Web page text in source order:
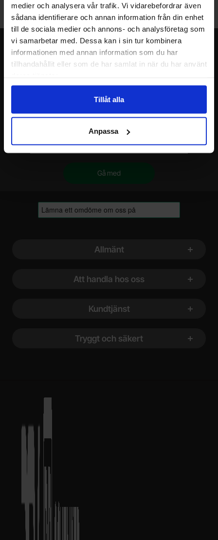
medier och analysera vår trafik. Vi vidarebefordrar även
sådana identifierare och annan information från din enhet
till de sociala medier och annons- och analysföretag som
vi samarbetar med. Dessa kan i sin tur kombinera
informationen med annan information som du har
tillhandahållit eller som de har samlat in när du har använt
Tillåt alla
Anpassa
Välkommen till vår nya lagerbutik i Malmö. Öppettider: vardagar
10-17. För snabbare service, gör en förbeställning.
Nyhetsbrev
Jag önskar erbjudanden, rabatter och produktnyheter direkt till min
Du kommer att få ca 1 utskick / månad. Avbryt enkelt när du vill.
Allmänt
Att handla hos oss
Kundtjänst
Tryggt och säkert